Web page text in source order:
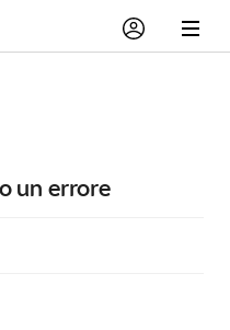
un errore